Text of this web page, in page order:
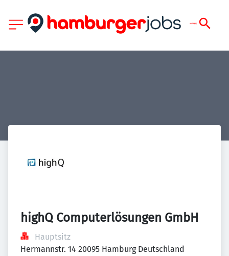
highQ Computerlösungen GmbH
Hauptsitz
Hermannstr. 14 20095 Hamburg Deutschland